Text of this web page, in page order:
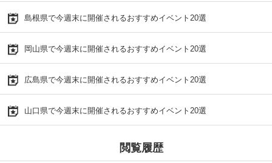
島根県で今週末に開催されるおすすめイベント20選
岡山県で今週末に開催されるおすすめイベント20選
広島県で今週末に開催されるおすすめイベント20選
山口県で今週末に開催されるおすすめイベント20選
閲覧履歴